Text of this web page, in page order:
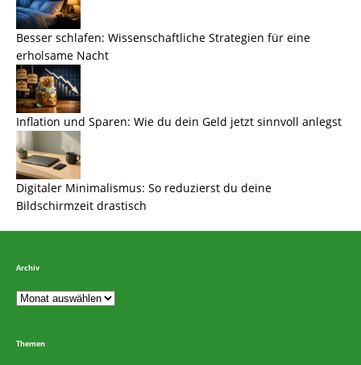
Besser schlafen: Wissenschaftliche Strategien für eine
erholsame Nacht
Inflation und Sparen: Wie du dein Geld jetzt sinnvoll anlegst
Digitaler Minimalismus: So reduzierst du deine
Bildschirmzeit drastisch
Archiv
Themen